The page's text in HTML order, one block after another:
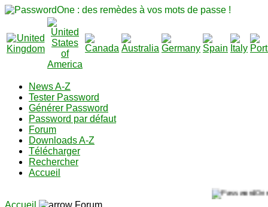
News A-Z
Tester Password
Générer Password
Password par défaut
Forum
Downloads A-Z
Télécharger
Rechercher
Accueil
Accueil Forum